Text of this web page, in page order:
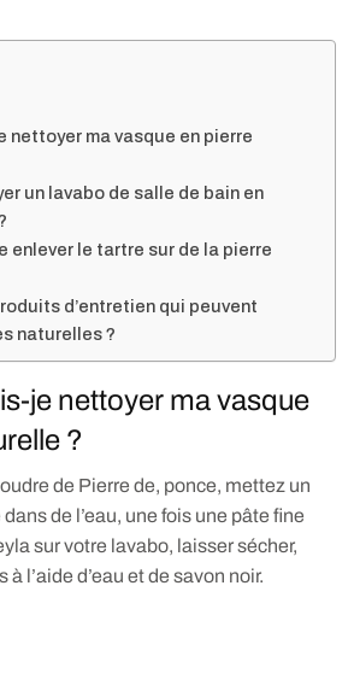
nettoyer ma vasque en pierre
un lavabo de salle de bain en
enlever le tartre sur de la pierre
d’entretien qui peuvent
naturelles ?
je nettoyer ma vasque
?
de Pierre de, ponce, mettez un
de l’eau, une fois une pâte fine
sur votre lavabo, laisser sécher,
l’aide d’eau et de savon noir.